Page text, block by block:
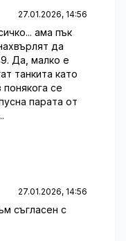
27.01.2026, 14:56
ама пък
да
Да, малко е
танкита като
се
парата от
27.01.2026, 14:56
съгласен с